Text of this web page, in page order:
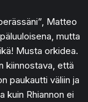
Matteo
mutta
Musta orkidea.
kiinnostava, että
paukautti väliin ja
kuin Rhiannon ei